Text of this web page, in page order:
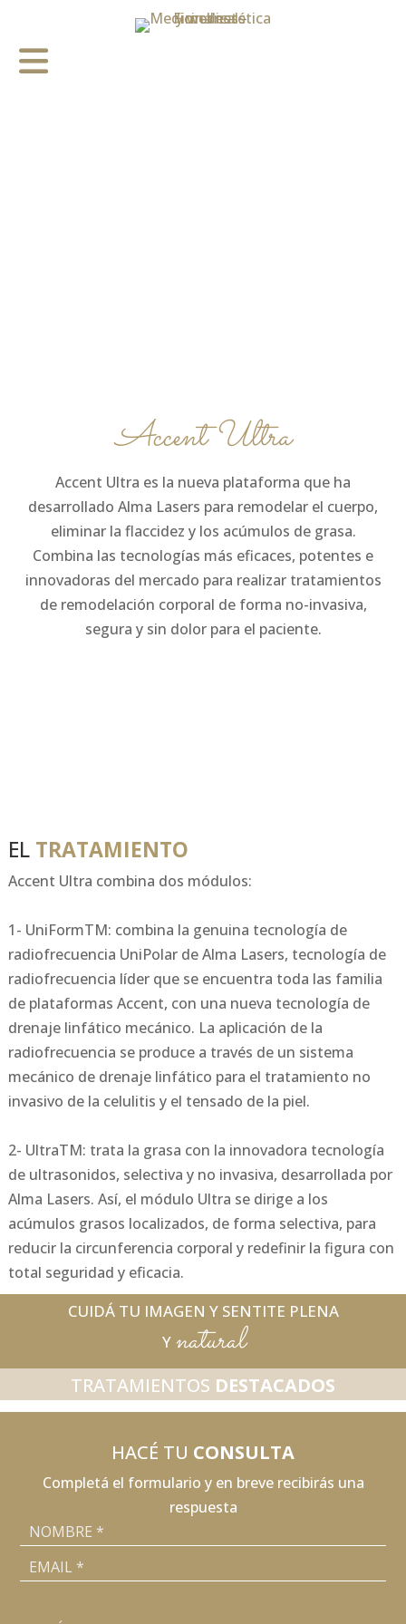
Accent Ultra
Accent Ultra es la nueva plataforma que ha
desarrollado Alma Lasers para remodelar el cuerpo,
eliminar la flaccidez y los acúmulos de grasa.
Combina las tecnologías más eficaces, potentes e
innovadoras del mercado para realizar tratamientos
de remodelación corporal de forma no-invasiva,
segura y sin dolor para el paciente.
EL TRATAMIENTO
Accent Ultra combina dos módulos:
1- UniFormTM: combina la genuina tecnología de
radiofrecuencia UniPolar de Alma Lasers, tecnología de
radiofrecuencia líder que se encuentra toda las familia
de plataformas Accent, con una nueva tecnología de
drenaje linfático mecánico. La aplicación de la
radiofrecuencia se produce a través de un sistema
mecánico de drenaje linfático para el tratamiento no
invasivo de la celulitis y el tensado de la piel.
2- UltraTM: trata la grasa con la innovadora tecnología
de ultrasonidos, selectiva y no invasiva, desarrollada por
Alma Lasers. Así, el módulo Ultra se dirige a los
acúmulos grasos localizados, de forma selectiva, para
reducir la circunferencia corporal y redefinir la figura con
total seguridad y eficacia.
CUIDÁ TU IMAGEN Y SENTITE PLENA
Y natural
TRATAMIENTOS DESTACADOS
HACÉ TU CONSULTA
Completá el formulario y en breve recibirás una
respuesta